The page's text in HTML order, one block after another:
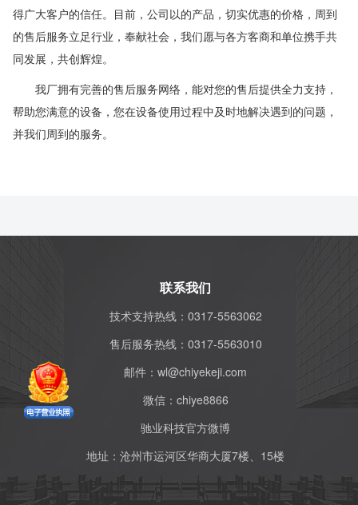
得广大客户的信任。目前，公司以的产品，切实优惠的价格，周到
的售后服务立足行业，奉献社会，我们愿与各方客商和单位携手共
同发展，共创辉煌。
我厂拥有完善的售后服务网络，能对您的售后提供全力支持，
帮助您满意的设备，您在设备使用过程中及时地解决遇到的问题，
并我们周到的服务。
联系我们
技术支持热线：0317-5563062
售后服务热线：0317-5563010
邮件： wl@chiyekeji.com
微信： chiye8866
驰业科技官方微博
地址：沧州市运河区华商大厦7楼、15楼